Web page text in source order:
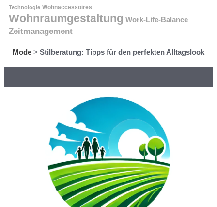
Technologie Wohnaccessoires
Wohnraumgestaltung Work-Life-Balance
Zeitmanagement
Mode > Stilberatung: Tipps für den perfekten Alltagslook